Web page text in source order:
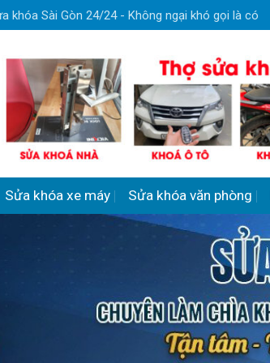
khóa Sài Gòn 24/24 - Không ngại khó gọi là có
Sửa khóa xe máy Sửa khóa văn phòng